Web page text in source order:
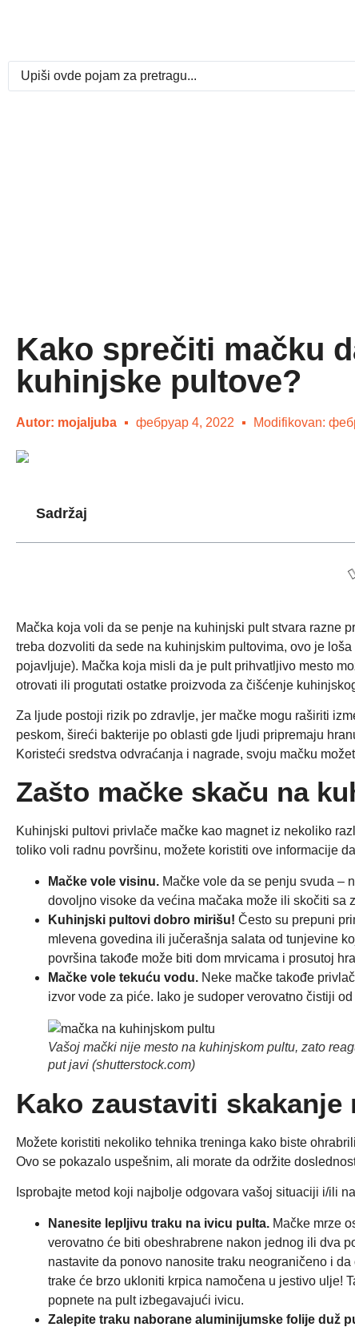
Kako sprečiti mačku
kuhinjske pultove?
Autor: mojaljuba фебруар 4, 2022 Modifikovan:
Sadržaj
Mačka koja voli da se penje na kuhinjski pult stvara razne
treba dozvoliti da sede na kuhinjskim pultovima, ovo je
pojavljuje). Mačka koja misli da je pult prihvatljivo mesto
otrovati ili progutati ostatke proizvoda za čišćenje
Za ljude postoji rizik po zdravlje, jer mačke mogu raširiti
peskom, šireći bakterije po oblasti gde ljudi pripremaju
Koristeći sredstva odvraćanja i nagrade, svoju mačku
Zašto mačke skaču na
Kuhinjski pultovi privlače mačke kao magnet iz nekoliko
toliko voli radnu površinu, možete koristiti ove informacije
Mačke vole visinu. Mačke vole da se penju svuda –
dovoljno visoke da većina mačaka može ili skočiti sa
Kuhinjski pultovi dobro mirišu! Često su prepuni
mlevena govedina ili jučerašnja salata od tunjevine
površina takođe može biti dom mrvicama i prosutoj
Mačke vole tekuću vodu. Neke mačke takođe
izvor vode za piće. Iako je sudoper verovatno čistiji
Vašoj mački nije mesto na kuhinjskom pultu, zato
put javi (shutterstock.com)
Kako zaustaviti skakanje
Možete koristiti nekoliko tehnika treninga kako biste
Ovo se pokazalo uspešnim, ali morate da održite
Isprobajte metod koji najbolje odgovara vašoj situaciji i/ili
Nanesite lepljivu traku na ivicu pulta. Mačke mrze
verovatno će biti obeshrabrene nakon jednog ili dva
nastavite da ponovo nanosite traku neograničeno i
trake će brzo ukloniti krpica namočena u jestivo ulje!
popnete na pult izbegavajući ivicu.
Zalepite traku naborane aluminijumske folije duž